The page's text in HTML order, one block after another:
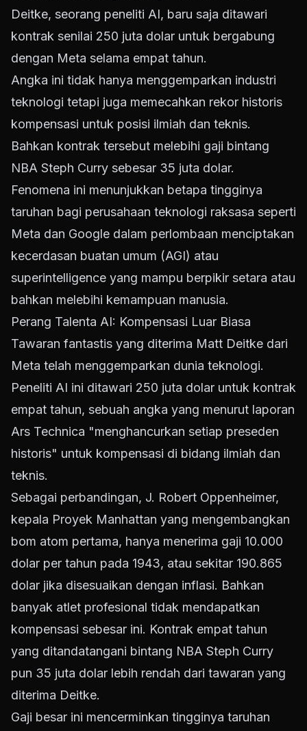
Deitke, seorang peneliti AI, baru saja ditawari
kontrak senilai 250 juta dolar untuk bergabung
dengan Meta selama empat tahun.
Angka ini tidak hanya menggemparkan industri
teknologi tetapi juga memecahkan rekor historis
kompensasi untuk posisi ilmiah dan teknis.
Bahkan kontrak tersebut melebihi gaji bintang
NBA Steph Curry sebesar 35 juta dolar.
Fenomena ini menunjukkan betapa tingginya
taruhan bagi perusahaan teknologi raksasa seperti
Meta dan Google dalam perlombaan menciptakan
kecerdasan buatan umum (AGI) atau
superintelligence yang mampu berpikir setara atau
bahkan melebihi kemampuan manusia.
Perang Talenta AI: Kompensasi Luar Biasa
Tawaran fantastis yang diterima Matt Deitke dari
Meta telah menggemparkan dunia teknologi.
Peneliti AI ini ditawari 250 juta dolar untuk kontrak
empat tahun, sebuah angka yang menurut laporan
Ars Technica "menghancurkan setiap preseden
historis" untuk kompensasi di bidang ilmiah dan
teknis.
Sebagai perbandingan, J. Robert Oppenheimer,
kepala Proyek Manhattan yang mengembangkan
bom atom pertama, hanya menerima gaji 10.000
dolar per tahun pada 1943, atau sekitar 190.865
dolar jika disesuaikan dengan inflasi. Bahkan
banyak atlet profesional tidak mendapatkan
kompensasi sebesar ini. Kontrak empat tahun
yang ditandatangani bintang NBA Steph Curry
pun 35 juta dolar lebih rendah dari tawaran yang
diterima Deitke.
Gaji besar ini mencerminkan tingginya taruhan